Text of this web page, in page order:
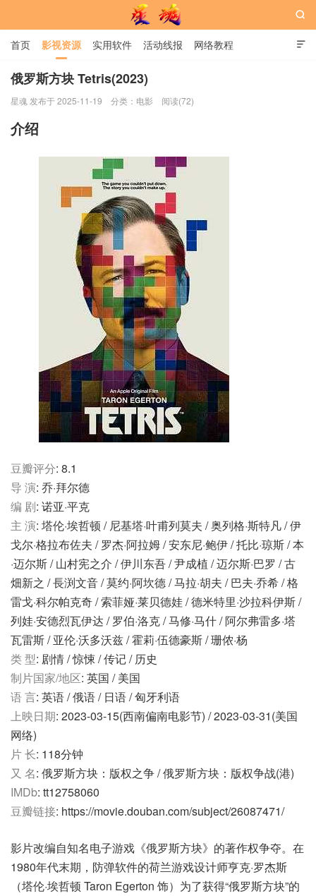

首页 影视资源 实用软件 活动线报 网络教程
用户中心 书籍 娱乐

俄罗斯方块 Tetris(2023)
星魂 发布于 2025-11-19 分类： 电影 阅读(72)
介绍
豆瓣评分: 8.1
导 演: 乔·拜尔德
编 剧: 诺亚·平克
主 演: 塔伦·埃哲顿 / 尼基塔·叶甫列莫夫 / 奥列格·斯特凡 / 伊
戈尔·格拉布佐夫 / 罗杰·阿拉姆 / 安东尼·鲍伊 / 托比·琼斯 / 本
·迈尔斯 / 山村宪之介 / 伊川东吾 / 尹成植 / 迈尔斯·巴罗 / 古
畑新之 / 長渕文音 / 莫约·阿坎德 / 马拉·胡夫 / 巴夫·乔希 / 格
雷戈·科尔帕克奇 / 索菲娅·莱贝德娃 / 德米特里·沙拉科伊斯 /
列娃·安德烈瓦伊达 / 罗伯·洛克 / 马修·马什 / 阿尔弗雷多·塔
瓦雷斯 / 亚伦·沃多沃兹 / 霍莉·伍德豪斯 / 珊侬·杨
类 型: 剧情 / 惊悚 / 传记 / 历史
制片国家/地区: 英国 / 美国
语 言: 英语 / 俄语 / 日语 / 匈牙利语
上映日期: 2023-03-15(西南偏南电影节) / 2023-03-31(美国
网络)
片 长: 118分钟
又 名: 俄罗斯方块：版权之争 / 俄罗斯方块：版权争战(港)
IMDb: tt12758060
豆瓣链接: https://movie.douban.com/subject/26087471/
影片改编自知名电子游戏《俄罗斯方块》的著作权争夺。在
1980年代末期，防弹软件的荷兰游戏设计师亨克·罗杰斯
（塔伦·埃哲顿 Taron Egerton 饰）为了获得“俄罗斯方块”的